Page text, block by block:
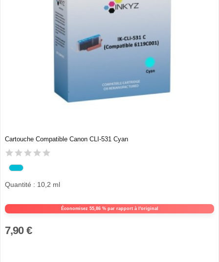
Cartouche Compatible Canon CLI-531 Cyan
Économisez 55,86 % par rapport à l'original
Quantité : 10,2 ml
7,90 €